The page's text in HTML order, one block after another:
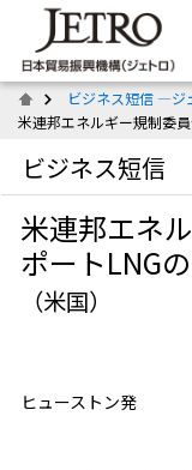
ビジネス短信 ―ジ
米連邦エネルギー規制委
ビジネス短信
米連邦エネ
ポートLNG
（米国）
ヒューストン発